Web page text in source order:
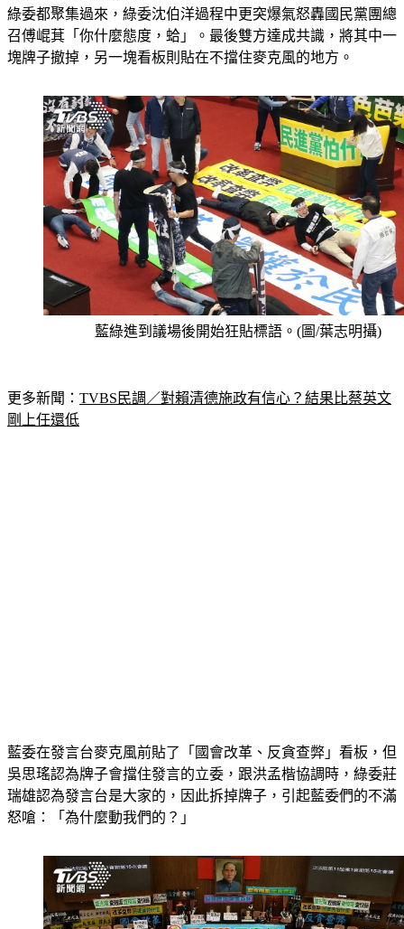
綠委都聚集過來，綠委沈伯洋過程中更突爆氣怒轟國民黨團總
召傅崐萁「你什麼態度，蛤」。最後雙方達成共識，將其中一
塊牌子撤掉，另一塊看板則貼在不擋住麥克風的地方。
藍綠進到議場後開始狂貼標語。(圖/葉志明攝)
更多新聞： TVBS民調／對賴清德施政有信心？結果比蔡英文
剛上任還低
藍委在發言台麥克風前貼了「國會改革、反貪查弊」看板，但
吳思瑤認為牌子會擋住發言的立委，跟洪孟楷協調時，綠委莊
瑞雄認為發言台是大家的，因此拆掉牌子，引起藍委們的不滿
怒嗆：「為什麼動我們的？」